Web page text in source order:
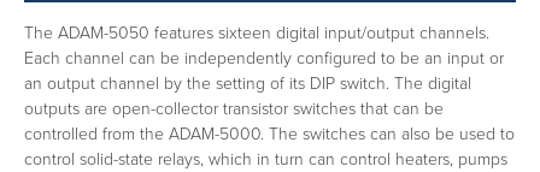
The ADAM-5050 features sixteen digital input/output channels.
Each channel can be independently configured to be an input or
an output channel by the setting of its DIP switch. The digital
outputs are open-collector transistor switches that can be
controlled from the ADAM-5000. The switches can also be used to
control solid-state relays, which in turn can control heaters, pumps